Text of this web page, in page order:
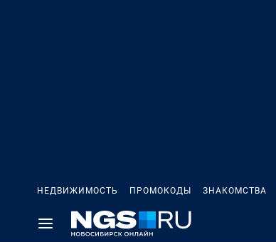
НЕДВИЖИМОСТЬ ПРОМОКОДЫ ЗНАКОМСТВА